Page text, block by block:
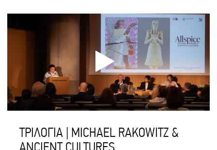
ΤΡΙΛΟΓΙΑ | MICHAEL RAKOWITZ &
ANCIENT CULTURES